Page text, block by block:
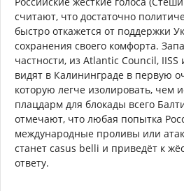
считают, что достаточно
быстро откажется от поддержки
сохранения своего комфорта.
частности, из Atlantic Council, IISS
видят в Калининграде в первую
которую легче изолировать, чем
плацдарм для блокады всего
отмечают, что любая попытка
международные проливы или
станет casus belli и приведёт к
ответу.